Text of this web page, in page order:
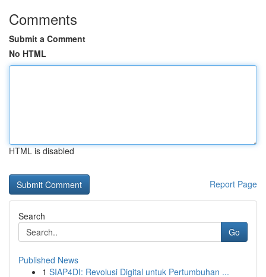
Comments
Submit a Comment
No HTML
HTML is disabled
Report Page
Search
Go
Published News
1 SIAP4DI: Revolusi Digital untuk Pertumbuhan ...